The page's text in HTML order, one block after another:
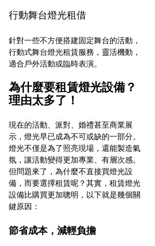
行動舞台燈光租借
針對一些不方便搭建固定舞台的活動，
行動式舞台燈光租賃服務，靈活機動，
適合戶外活動或臨時表演。
為什麼要租賃燈光設備？
理由太多了！
現在的活動、派對、婚禮甚至商業展
示，燈光早已成為不可或缺的一部分。
燈光不僅是為了照亮現場，還能製造氣
氛，讓活動變得更加專業、有層次感。
但問題來了，為什麼不直接買燈光設
備，而要選擇租賃呢？其實，租賃燈光
設備比購買更加聰明，以下就是幾個關
鍵原因：
節省成本，減輕負擔